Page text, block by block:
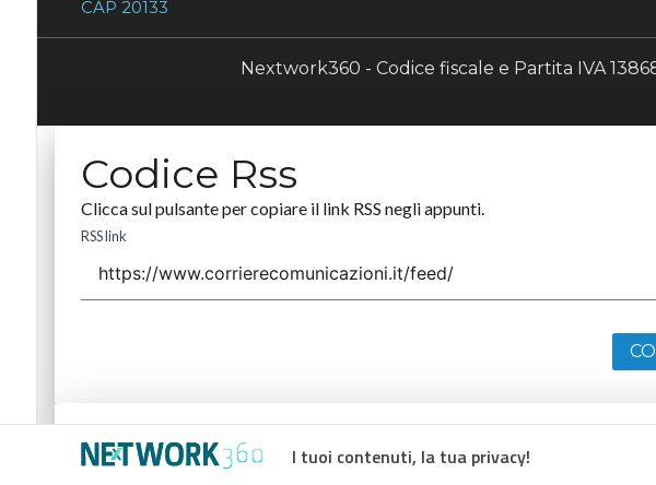
I tuoi contenuti, la tua privacy!
CAP 20133
Nextwork360 - Codice fiscale e Partita IVA
Codice Rss
Clicca sul pulsante per copiare il link RSS negli appunti.
RSS link
Codice Rss